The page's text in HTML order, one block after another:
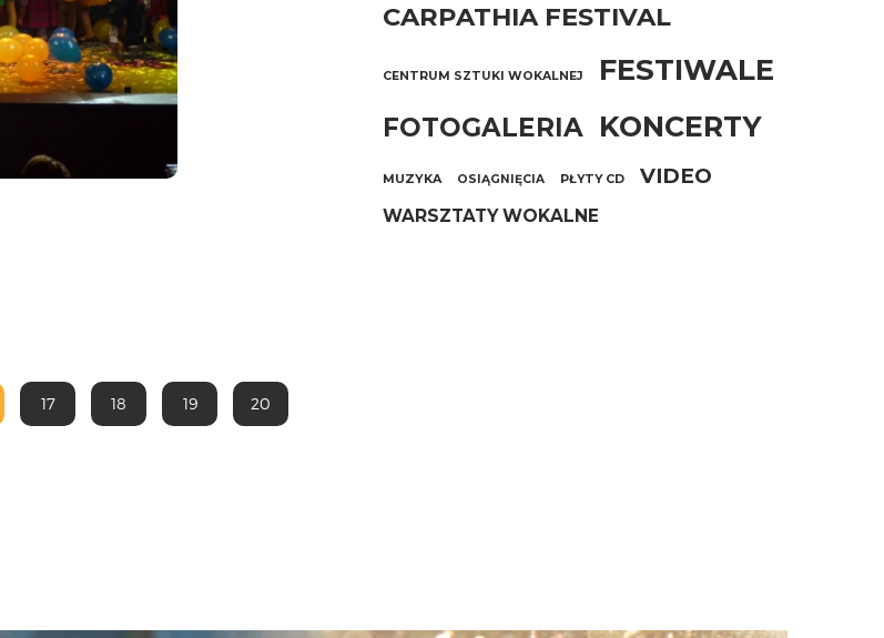
17 18 19 20
CARPATHIA FESTIVAL
CENTRUM SZTUKI WOKALNEJ FESTIWALE
FOTOGALERIA KONCERTY
MUZYKA OSIĄGNIĘCIA PŁYTY CD VIDEO
WARSZTATY WOKALNE